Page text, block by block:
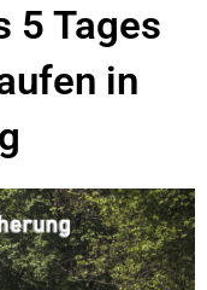
5 Tages
in